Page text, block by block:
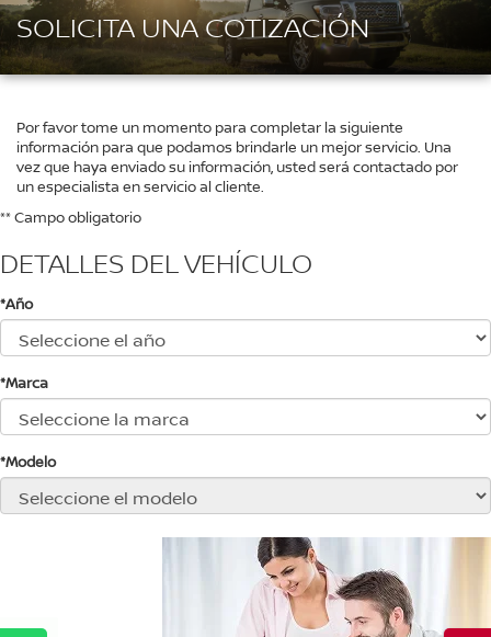
SOLICITA UNA COTIZACIÓN
Por favor tome un momento para completar la siguiente
información para que podamos brindarle un mejor servicio. Una
vez que haya enviado su información, usted será contactado por
un especialista en servicio al cliente.
** Campo obligatorio
DETALLES DEL VEHÍCULO
*Año
*Marca
*Modelo